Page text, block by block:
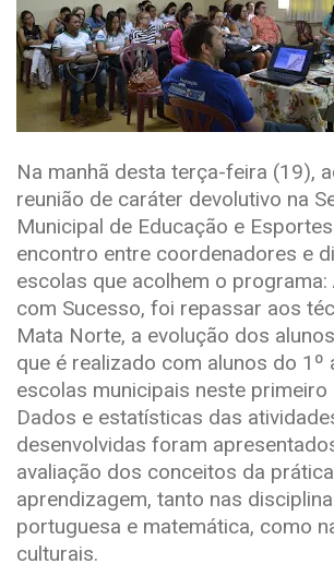
Na manhã desta terça-feira (19),
reunião de caráter devolutivo na
Municipal de Educação e
encontro entre coordenadores e
escolas que acolhem o
com Sucesso, foi repassar aos
Mata Norte, a evolução dos
que é realizado com alunos do 1º
escolas municipais neste primeiro
Dados e estatísticas das
desenvolvidas foram
avaliação dos conceitos da
aprendizagem, tanto nas
portuguesa e matemática, como
culturais.